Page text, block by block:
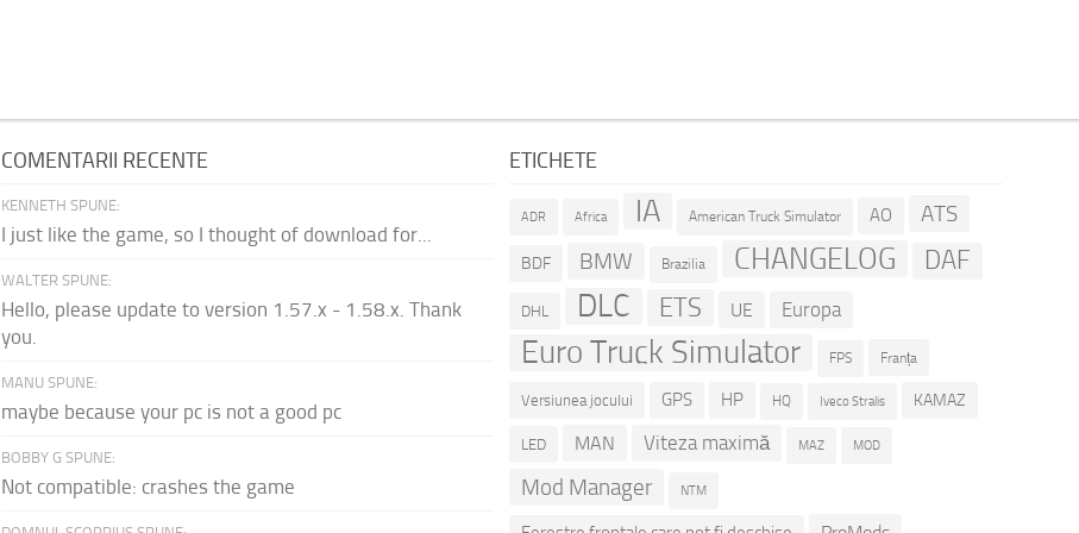
COMENTARII RECENTE
KENNETH SPUNE:
I just like the game, so I thought of download for...
WALTER SPUNE:
Hello, please update to version 1.57.x - 1.58.x. Thank
you.
MANU SPUNE:
maybe because your pc is not a good pc
BOBBY G SPUNE:
Not compatible: crashes the game
ETICHETE
ADR Africa IA American Truck Simulator AO ATS
BDF BMW Brazilia CHANGELOG DAF
DHL DLC ETS UE Europa
Euro Truck Simulator FPS Franța
Versiunea jocului GPS HP HQ Iveco Stralis KAMAZ
LED MAN Viteza maximă MAZ MOD
Mod Manager NTM